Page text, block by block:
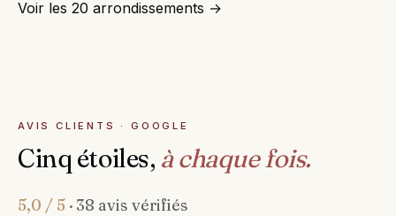
Voir les 20 arrondissements →
AVIS CLIENTS · GOOGLE
Cinq étoiles, à chaque fois.
5,0 / 5 · 38 avis vérifiés